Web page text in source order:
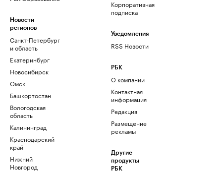
Новости
регионов
Санкт-Петербург
и область
Екатеринбург
Новосибирск
Омск
Башкортостан
Вологодская
область
Калининград
Краснодарский
край
Нижний
Новгород
Корпоративная
подписка
Уведомления
RSS Новости
РБК
О компании
Контактная
информация
Редакция
Размещение
рекламы
Другие
продукты
РБК